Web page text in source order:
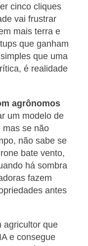
cinco cliques
vai frustrar
mais terra e
que ganham
que uma
é realidade
agrônomos
um modelo de
mas se não
não sabe se
bate vento,
há sombra
fazem
antes
agricultor que
e consegue